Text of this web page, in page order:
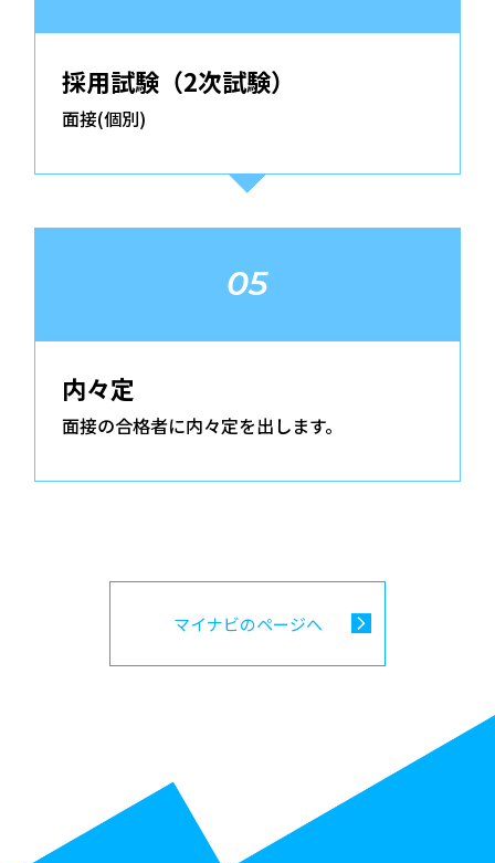
採用試験（2次試験）
面接(個別)
05
内々定
面接の合格者に内々定を出します。
マイナビのページへ